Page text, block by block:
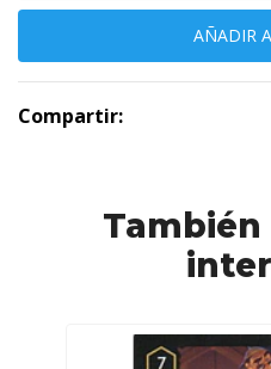
Compartir: